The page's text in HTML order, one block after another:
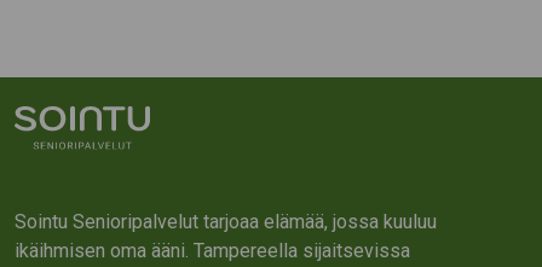
Sointu Senioripalvelut tarjoaa elämää, jossa kuuluu
ikäihmisen oma ääni. Tampereella sijaitsevissa